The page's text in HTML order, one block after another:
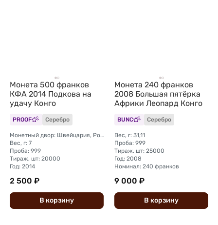
Монета 500 франков
КФА 2014 Подкова на
удачу Конго
PROOF Серебро
Монетный двор: Швейцария, Ротенбург
Вес, г: 7
Проба: 999
Тираж, шт: 20000
Год: 2014
2 500 ₽
В корзину
Монета 240 франков
2008 Большая пятёрка
Африки Леопард Конго
BUNC Серебро
Вес, г: 31,11
Проба: 999
Тираж, шт: 25000
Год: 2008
Номинал: 240 франков
9 000 ₽
В корзину